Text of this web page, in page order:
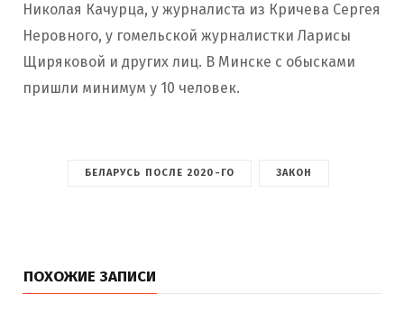
Николая Качурца, у журналиста из Кричева Сергея
Неровного, у гомельской журналистки Ларисы
Щиряковой и других лиц. В Минске с обысками
пришли минимум у 10 человек.
БЕЛАРУСЬ ПОСЛЕ 2020-ГО ЗАКОН
ПОХОЖИЕ ЗАПИСИ